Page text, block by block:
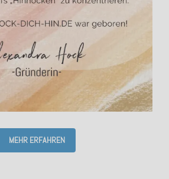
MEHR ERFAHREN